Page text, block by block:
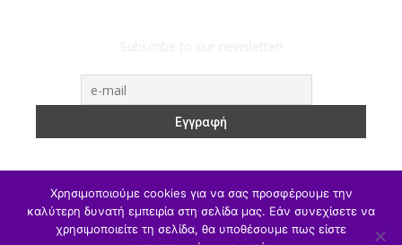
ΥΠΑΙΘΑ Υπηρεσιακά Α/θμια Β/θμια
Γ/θμια
Χρησιμοποιούμε cookies για να σας προσφέρουμε την
καλύτερη δυνατή εμπειρία στη σελίδα μας. Εάν συνεχίσετε να
χρησιμοποιείτε τη σελίδα, θα υποθέσουμε πως είστε